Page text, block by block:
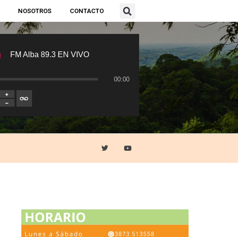
NOSOTROS CONTACTO
FM Alba 89.3 EN VIVO
00:00